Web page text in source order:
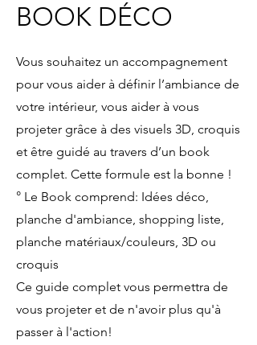
BOOK DÉCO
Vous souhaitez un accompagnement
pour vous aider à définir l’ambiance de
votre intérieur, vous aider à vous
projeter grâce à des visuels 3D, croquis
et être guidé au travers d’un book
complet. Cette formule est la bonne !
° Le Book comprend: Idées déco,
planche d'ambiance, shopping liste,
planche matériaux/couleurs, 3D ou
croquis
Ce guide complet vous permettra de
vous projeter et de n'avoir plus qu'à
passer à l'action!